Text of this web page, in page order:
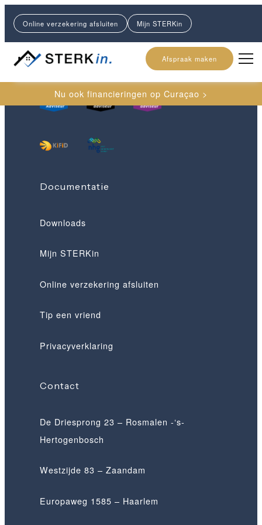
Online verzekering afsluiten Mijn STERKin
Afspraak maken
Nu ook financieringen op Curaçao >
Documentatie
Downloads
Mijn STERKin
Online verzekering afsluiten
Tip een vriend
Privacyverklaring
Contact
De Driesprong 23 – Rosmalen -‘s-
Hertogenbosch
Westzijde 83 – Zaandam
Europaweg 1585 – Haarlem